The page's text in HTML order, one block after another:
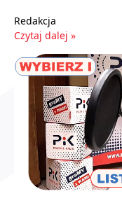
Redakcja
Czytaj dalej »